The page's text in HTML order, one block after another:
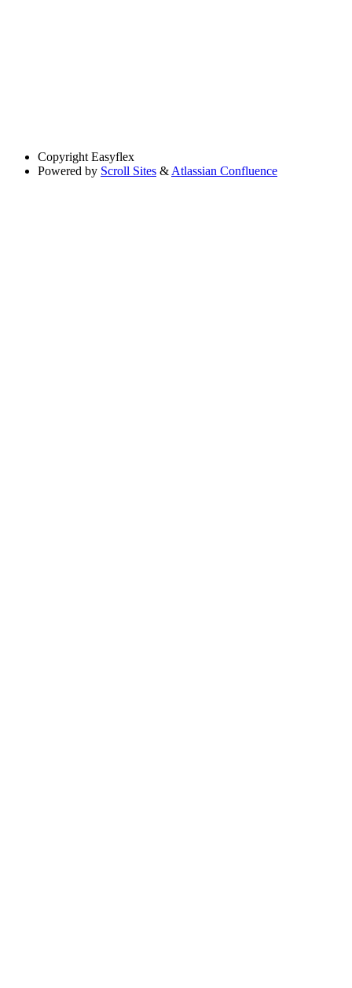
Copyright Easyflex
Powered by Scroll Sites & Atlassian Confluence